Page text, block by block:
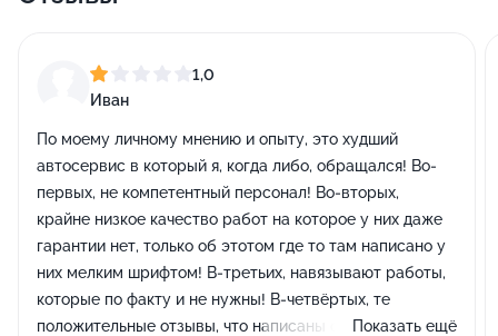
1,0
Иван
По моему личному мнению и опыту, это худший
автосервис в который я, когда либо, обращался! Во-
первых, не компетентный персонал! Во-вторых,
крайне низкое качество работ на которое у них даже
гарантии нет, только об этотом где то там написано у
них мелким шрифтом! В-третьих, навязывают работы,
которые по факту и не нужны! В-четвёртых, те
положительные отзывы, что написаны снизу, этоПоказать ещё